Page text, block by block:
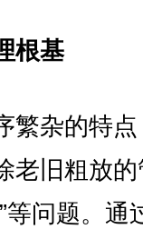
根基
杂的特点
老旧粗放
等问题。通